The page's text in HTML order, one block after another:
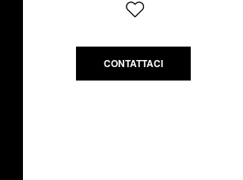
CONTATTACI